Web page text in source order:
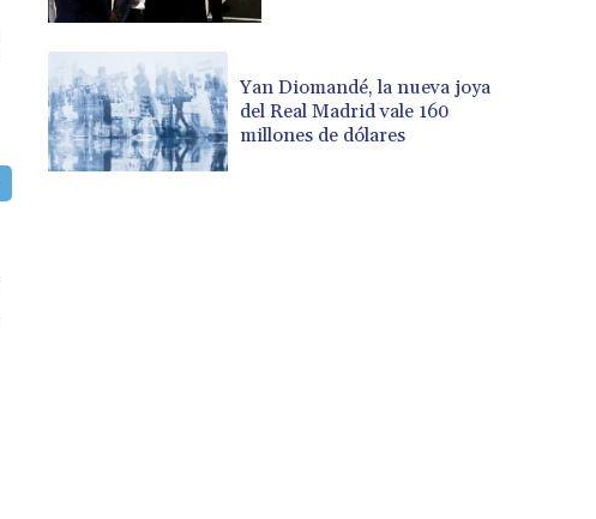
Yan Diomandé, la nueva joya
del Real Madrid vale 160
millones de dólares